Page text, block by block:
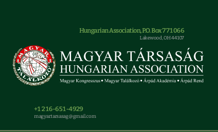
Hungarian Association, P.O. Box 771066
Lakewood, OH 44107
+1 216-651-4929
magyar.tarsasag@gmail.com